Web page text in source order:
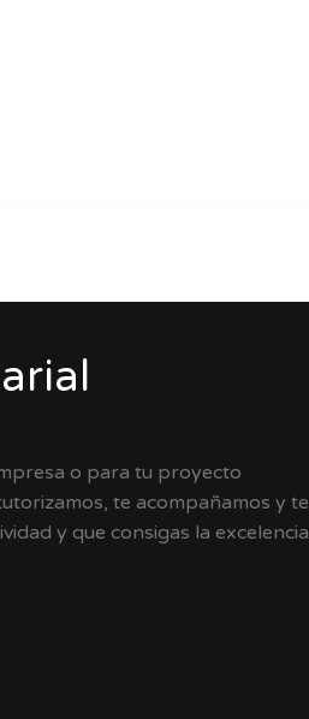
o para tu proyecto
te acompañamos y te
y que consigas la excelencia